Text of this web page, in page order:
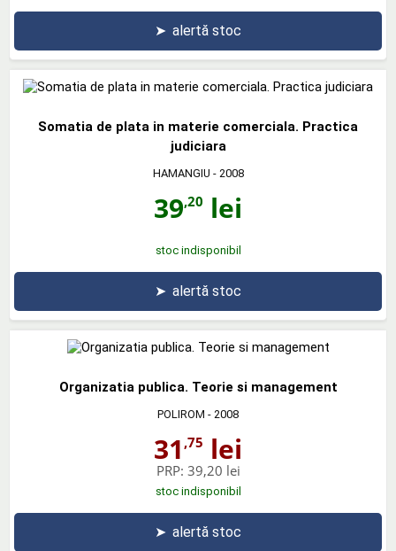
➤ alertă stoc
Somatia de plata in materie comerciala. Practica
judiciara
HAMANGIU - 2008
39,20 lei
stoc indisponibil
➤ alertă stoc
Organizatia publica. Teorie si management
POLIROM - 2008
31 ,75 lei
PRP: 39,20 lei
stoc indisponibil
➤ alertă stoc